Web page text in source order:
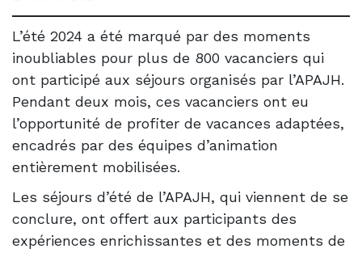
L’été 2024 a été marqué par des moments
inoubliables pour plus de 800 vacanciers qui
ont participé aux séjours organisés par l’APAJH.
Pendant deux mois, ces vacanciers ont eu
l’opportunité de profiter de vacances adaptées,
encadrés par des équipes d’animation
entièrement mobilisées.
Les séjours d’été de l’APAJH, qui viennent de se
conclure, ont offert aux participants des
expériences enrichissantes et des moments de